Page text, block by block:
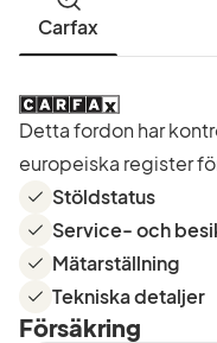
Carfax
Detta fordon har
europeiska register
Stöldstatus
Service- och
Mätarställning
Tekniska detaljer
Försäkring